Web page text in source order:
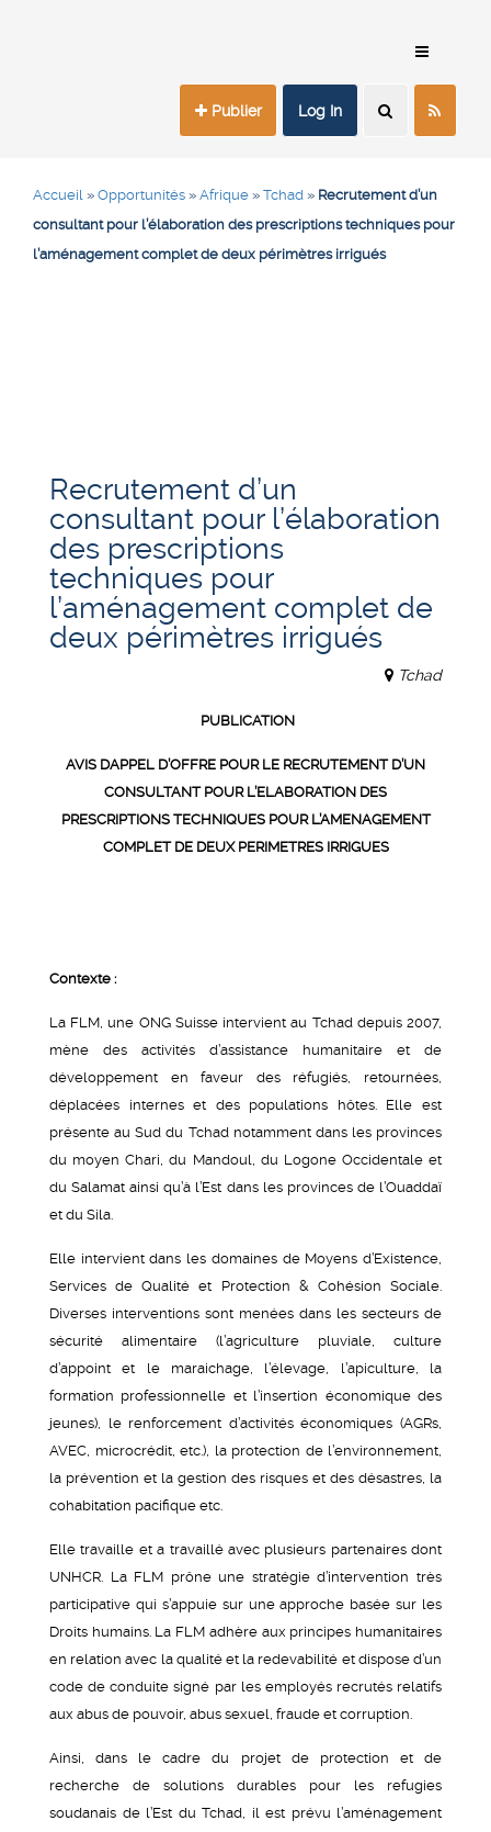
Publier Log In
Accueil » Opportunités » Afrique » Tchad » Recrutement d’un
consultant pour l’élaboration des prescriptions techniques pour
l’aménagement complet de deux périmètres irrigués
Recrutement d’un
consultant pour l’élaboration
des prescriptions
techniques pour
l’aménagement complet de
deux périmètres irrigués
Tchad
PUBLICATION
AVIS DAPPEL D’OFFRE POUR LE RECRUTEMENT D’UN
CONSULTANT POUR L’ELABORATION DES
PRESCRIPTIONS TECHNIQUES POUR L’AMENAGEMENT
COMPLET DE DEUX PERIMETRES IRRIGUES
Contexte :
La FLM, une ONG Suisse intervient au Tchad depuis 2007,
mène des activités d’assistance humanitaire et de
développement en faveur des réfugiés, retournées,
déplacées internes et des populations hôtes. Elle est
présente au Sud du Tchad notamment dans les provinces
du moyen Chari, du Mandoul, du Logone Occidentale et
du Salamat ainsi qu’à l’Est dans les provinces de l’Ouaddaï
et du Sila.
Elle intervient dans les domaines de Moyens d’Existence,
Services de Qualité et Protection & Cohésion Sociale.
Diverses interventions sont menées dans les secteurs de
sécurité alimentaire (l’agriculture pluviale, culture
d’appoint et le maraichage, l’élevage, l’apiculture, la
formation professionnelle et l’insertion économique des
jeunes), le renforcement d’activités économiques (AGRs,
AVEC, microcrédit, etc.), la protection de l’environnement,
la prévention et la gestion des risques et des désastres, la
cohabitation pacifique etc.
Elle travaille et a travaillé avec plusieurs partenaires dont
UNHCR. La FLM prône une stratégie d’intervention très
participative qui s’appuie sur une approche basée sur les
Droits humains. La FLM adhère aux principes humanitaires
en relation avec la qualité et la redevabilité et dispose d’un
code de conduite signé par les employés recrutés relatifs
aux abus de pouvoir, abus sexuel, fraude et corruption.
Ainsi, dans le cadre du projet de protection et de
recherche de solutions durables pour les refugies
soudanais de l’Est du Tchad, il est prévu l’aménagement